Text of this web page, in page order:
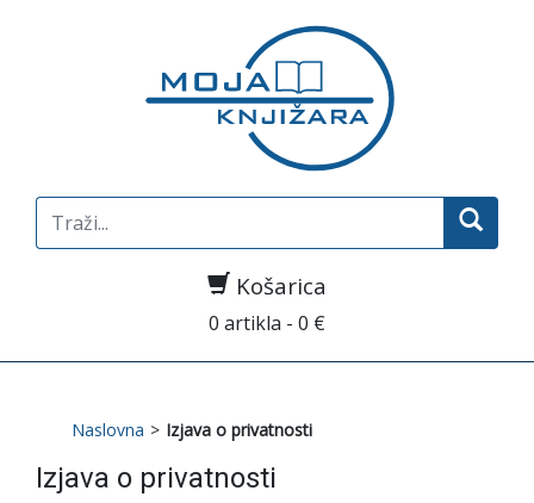
Search
for:
Košarica
0 artikla - 0 €
Naslovna > Izjava o privatnosti
Izjava o privatnosti